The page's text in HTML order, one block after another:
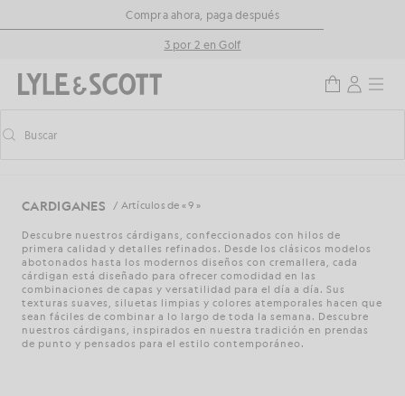
Saltar al contenido principal
Información de accesibilidadCompra ahora, paga después
3 por 2 en Golf
Activar/desactivar la búsqueda predictiva
Buscar
CARDIGANES / Artículos de « 9 »
Descubre nuestros cárdigans, confeccionados con hilos de
primera calidad y detalles refinados. Desde los clásicos modelos
abotonados hasta los modernos diseños con cremallera, cada
cárdigan está diseñado para ofrecer comodidad en las
combinaciones de capas y versatilidad para el día a día. Sus
texturas suaves, siluetas limpias y colores atemporales hacen que
sean fáciles de combinar a lo largo de toda la semana. Descubre
nuestros cárdigans, inspirados en nuestra tradición en prendas
de punto y pensados para el estilo contemporáneo.